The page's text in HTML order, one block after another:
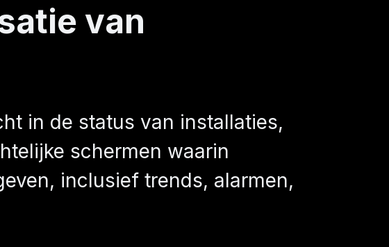
van
in de status van installaties,
schermen waarin
inclusief trends, alarmen,